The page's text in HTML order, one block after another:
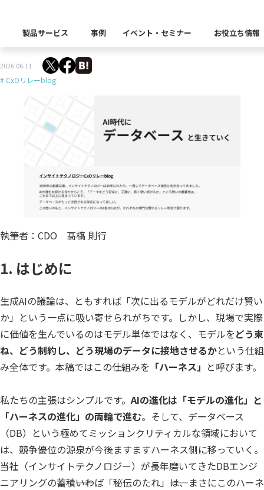
製品サービス
製品カテゴリー別
製品一覧
プラットフォーム
データ資産管理ソフトウェア
テストソフトウェア
データベース監査
ソフトウェア
データ統合データ可視化・活用基盤
データセキュリティ
プロフェッショナルサービス
SQLテスト
クラウド移行
テストデータ作成
ディザスタリカバリ
データガバナンス
データベースバージョ
データベース構築
データベース監査
運輸・物流業
Qlik データ統合
Denodo Platform
Dbvisit StandbyMP
事例 イベント・セミナー お役立ち情報
役員紹介 アクセス
パートナー
ルとハーネスの両輪
2026.06.11
# CxOリレーblog
執筆者：CDO 髙𫞎 則行
1. はじめに
生成AIの議論は、ともすれば「次に出るモデルがどれだけ賢い
か」という一点に吸い寄せられがちです。しかし、現場で実際
に価値を生んでいるのはモデル単体ではなく、モデルをどう束
ね、どう制約し、どう現場のデータに接地させるかという仕組
み全体です。本稿ではこの仕組みを 「ハーネス」 と呼びます。
私たちの主張はシンプルです。AIの進化は「モデルの進化」と
「ハーネスの進化」の両輪で進む。そして、データベース
（DB）という極めてミッションクリティカルな領域において
は、競争優位の源泉が今後ますますハーネス側に移っていく。
当社（インサイトテクノロジー）が長年磨いてきたDBエンジ
ニアリングの蓄積――いわば「秘伝のたれ」――は、まさにこのハーネ